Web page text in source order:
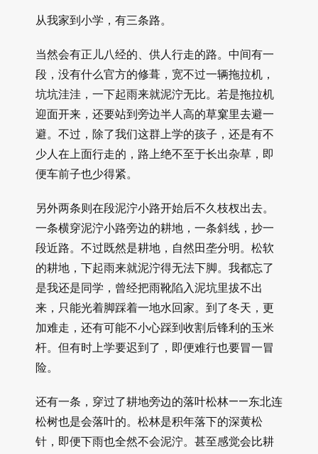
从我家到小学，有三条路。
当然会有正儿八经的、供人行走的路。中间有一
段，没有什么官方的修葺，宽不过一辆拖拉机，
坑坑洼洼，一下起雨来就泥泞无比。若是拖拉机
迎面开来，还要站到旁边半人高的草窠里去避一
避。不过，除了我们这群上学的孩子，还是有不
少人在上面行走的，路上绝不至于长出杂草，即
便车前子也少得紧。
另外两条则在段泥泞小路开始后不久枝杈出去。
一条横穿泥泞小路旁边的耕地，一条斜线，抄一
段近路。不过既然是耕地，自然田垄分明。松软
的耕地，下起雨来就泥泞得无法下脚。我都忘了
是我还是同学，曾经把雨靴陷入泥坑里拔不出
来，只能光着脚踩着一地水回家。到了冬天，更
加难走，还有可能不小心踩到收割后锋利的玉米
杆。但有时上学要迟到了，即便难行也要冒一冒
险。
还有一条，穿过了耕地旁边的落叶松林——东北连
松树也是会落叶的。松林是积年落下的深黄松
针，即便下雨也全然不会泥泞。甚至感觉会比耕